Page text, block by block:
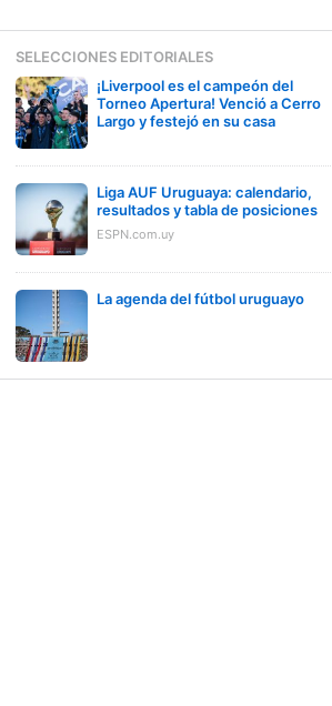
SELECCIONES EDITORIALES
¡Liverpool es el campeón del
Torneo Apertura! Venció a Cerro
Largo y festejó en su casa
Liga AUF Uruguaya: calendario,
resultados y tabla de posiciones
ESPN.com.uy
La agenda del fútbol uruguayo